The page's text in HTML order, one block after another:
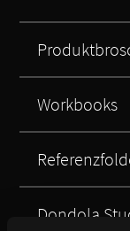
Workbooks
Dondola